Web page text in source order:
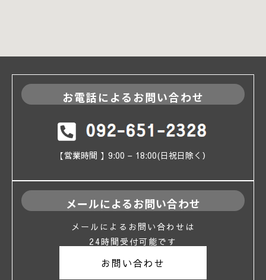
お電話によるお問い合わせ
【営業時間 】9:00 – 18:00(日祝日除く）
メールによるお問い合わせ
メールによるお問い合わせは
24時間受付可能です
お問い合わせ